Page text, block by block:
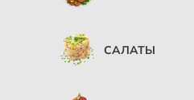
САЛАТЫ